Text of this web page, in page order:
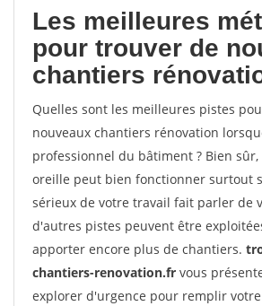
Les meilleures
pour trouver de
chantiers
Quelles sont les meilleures pistes
nouveaux chantiers rénovation
professionnel du bâtiment ? Bien sûr,
oreille peut bien fonctionner surtout
sérieux de votre travail fait parler de
d'autres pistes peuvent être
apporter encore plus de chantiers.
chantiers-renovation.fr vous
explorer d'urgence pour remplir